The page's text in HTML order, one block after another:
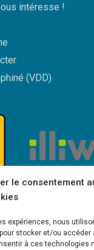
le consentement
expériences, nous
stocker et/ou accéder
à ces technologies
intéresse !
(VDD)